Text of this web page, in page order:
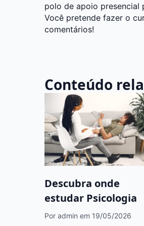
polo de apoio presencial
Você pretende fazer o
comentários!
Conteúdo
Descubra onde
estudar Psicologia
Por admin em 19/05/2026